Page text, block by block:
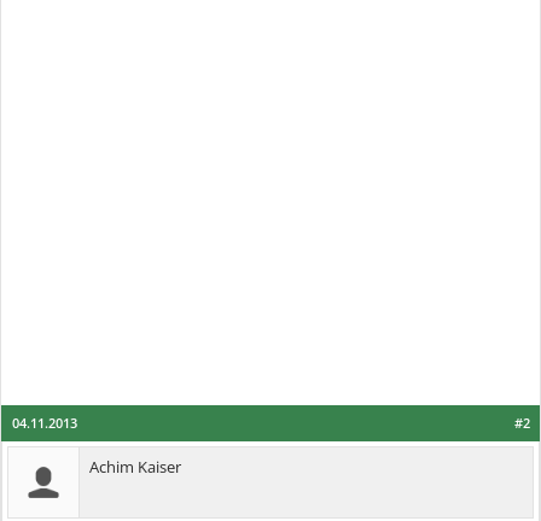
#2
04.11.2013
Achim Kaiser